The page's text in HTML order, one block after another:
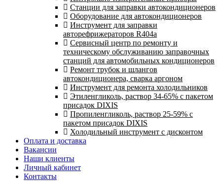
Станции для заправки автокондиционеров
Оборудование для автокондиционеров
Инструмент для заправки
авторефрижераторов R404a
Сервисный центр по ремонту и
техническому обслуживанию заправочных
станций для автомобильных кондиционеров
Ремонт трубок и шлангов
автокондиционера, сварка аргоном
Инструмент для ремонта холодильников
Этиленгликоль, раствор 34-65% с пакетом
присадок DIXIS
Пропиленгликоль, раствор 25-59% с
пакетом присадок DIXIS
Холодильный инструмент с дисконтом
Оплата и доставка
Вакансии
Наши клиенты
Личный кабинет
Контакты